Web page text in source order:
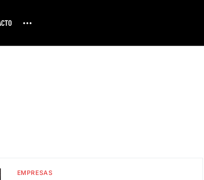
EMPRESAS